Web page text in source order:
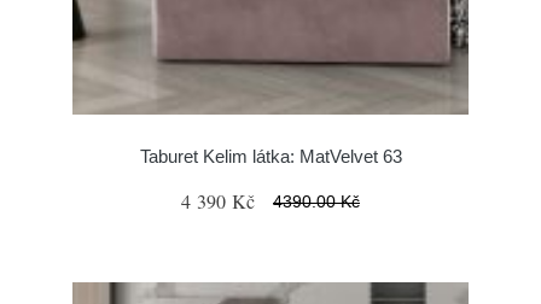
Taburet Kelim látka: MatVelvet 63
4 390 Kč 4390.00 Kč